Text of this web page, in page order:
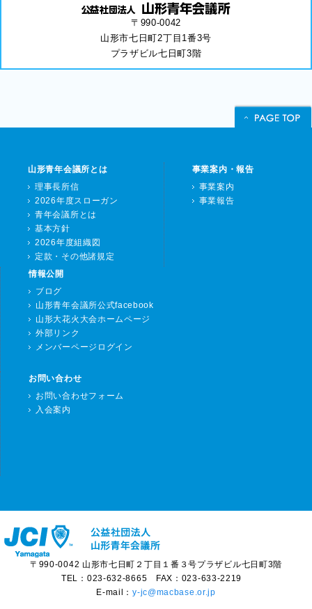
〒990-0042
山形市七日町2丁目1番3号
プラザビル七日町3階
山形青年会議所とは
理事長所信
2026年度スローガン
青年会議所とは
基本方針
2026年度組織図
定款・その他諸規定
事業案内・報告
事業案内
事業報告
情報公開
ブログ
山形青年会議所公式facebook
山形大花火大会ホームページ
外部リンク
メンバーページログイン
お問い合わせ
お問い合わせフォーム
入会案内
〒990-0042 山形市七日町２丁目１番３号プラザビル七日町3階
TEL：023-632-8665 FAX：023-633-2219
E-mail：y-jc@macbase.or.jp